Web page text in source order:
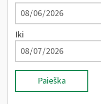
Iki
Paieška